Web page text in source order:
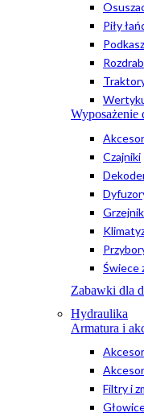
Piły
Wyposażenie
Czajniki
Świece
Zabawki dla
Hydraulika
Armatura i
Filtry i